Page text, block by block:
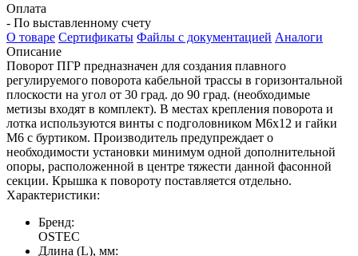
Оплата
- По выставленному счету
О товаре Сертификаты Файлы с документацией Аналоги
Описание
Поворот ПГР предназначен для создания плавного
регулируемого поворота кабельной трассы в горизонтальной
плоскости на угол от 30 град. до 90 град. (необходимые
метизы входят в комплект). В местах крепления поворота и
лотка используются винты с подголовником М6х12 и гайки
М6 с буртиком. Производитель предупреждает о
необходимости установки минимум одной дополнительной
опоры, расположенной в центре тяжести данной фасонной
секции. Крышка к повороту поставляется отдельно.
Характеристики:
Бренд:
OSTEC
Длина (L), мм: